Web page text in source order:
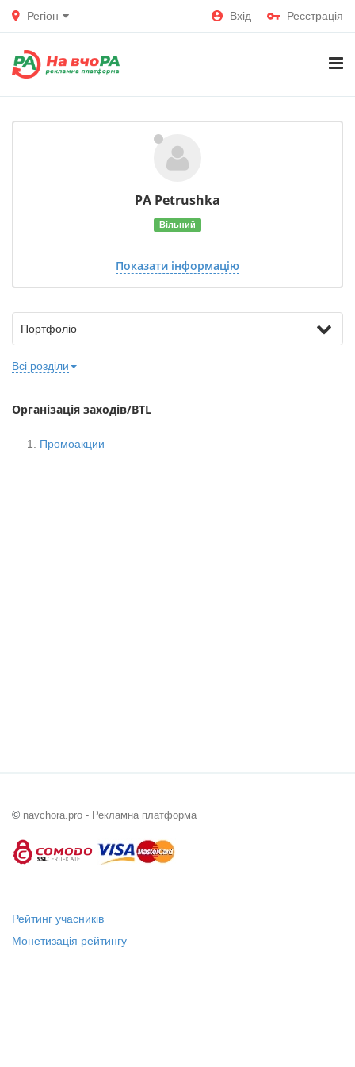
Регіон Вхід Реєстрація
PA Petrushka
Вільний
Показати інформацію
Портфоліо
Всі розділи
Організація заходів/BTL
Промоакции
© navchora.pro - Рекламна платформа
Рейтинг учасників
Монетизація рейтингу